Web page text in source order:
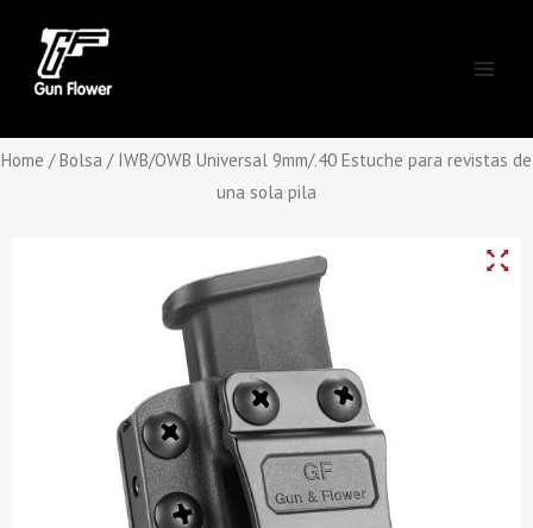
content
Home /Bolsa / IWB/OWB Universal 9mm/.40 Estuche para revistas de
una sola pila